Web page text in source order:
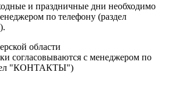
и праздничные дни необходимо
по телефону (раздел
области
согласовываются с менеджером по
"КОНТАКТЫ")